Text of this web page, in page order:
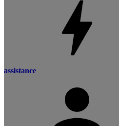
assistance